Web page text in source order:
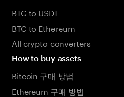
BTC to USDT
BTC to Ethereum
All crypto converters
How to buy assets
Bitcoin 구매 방법
Ethereum 구매 방법